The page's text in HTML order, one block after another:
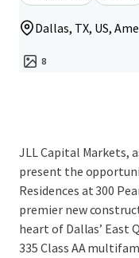
Dallas, TX, US,
8
JLL Capital Markets,
present the
Residences at 300
premier new
heart of Dallas’ East
335 Class AA